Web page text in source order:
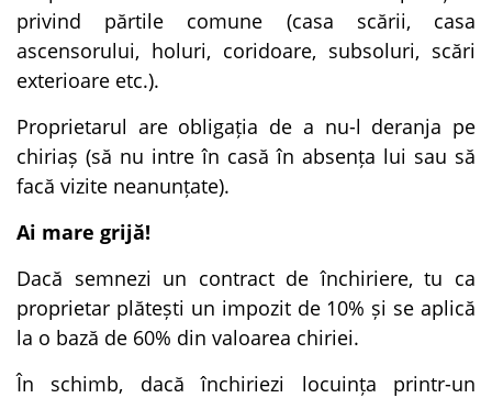
privind părtile comune (casa scării, casa
ascensorului, holuri, coridoare, subsoluri, scări
exterioare etc.).
Proprietarul are obligația de a nu-l deranja pe
chiriaș (să nu intre în casă în absența lui sau să
facă vizite neanunțate).
Ai mare grijă!
Dacă semnezi un contract de închiriere, tu ca
proprietar plătești un impozit de 10% și se aplică
la o bază de 60% din valoarea chiriei.
În schimb, dacă închiriezi locuința printr-un